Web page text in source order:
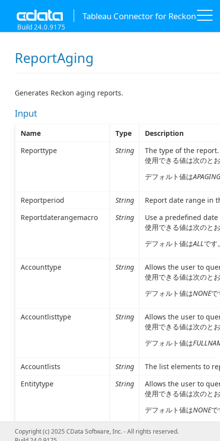
Tableau Connector for Reckon
Build 24.0.9175
ReportAging
Generates Reckon aging reports.
Input
Name Type
Description
Reporttype
String
The type of the report.
使用できる値は次のと
デフォルト値は
Reportperiod String
Report date range in
Reportdaterangemacro
String
Use a predefined
使用できる値は次のと
デフォルト値はALLです
Accounttype String
Allows the user to
使用できる値は次のと
デフォルト値はNONEで
Accountlisttype String
Allows the user to
使用できる値は次のと
デフォルト値は
Accountlists String
The list elements to
Entitytype
String
Allows the user to
使用できる値は次のと
デフォルト値はNONEで
Entitylisttype String
Allows the user to
Copyright (c) 2025 CData Software, Inc. - All rights reserved.